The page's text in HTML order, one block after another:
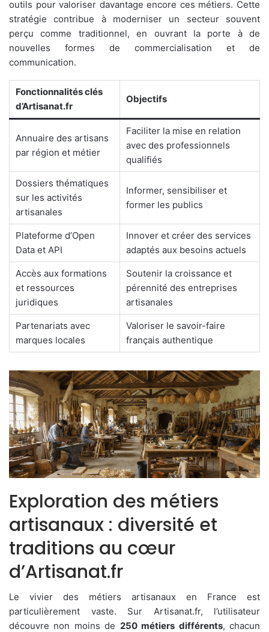
outils pour valoriser davantage encore ces métiers. Cette
stratégie contribue à moderniser un secteur souvent
perçu comme traditionnel, en ouvrant la porte à de
nouvelles formes de commercialisation et de
communication.
Fonctionnalités clés
d’Artisanat.fr
Objectifs
Annuaire des artisans
par région et métier
Faciliter la mise en relation
avec des professionnels
qualifiés
Dossiers thématiques
sur les activités
artisanales
Informer, sensibiliser et
former les publics
Plateforme d’Open
Data et API
Innover et créer des services
adaptés aux besoins actuels
Accès aux formations
et ressources
juridiques
Soutenir la croissance et
pérennité des entreprises
artisanales
Partenariats avec
marques locales
Valoriser le savoir-faire
français authentique
Exploration des métiers
artisanaux : diversité et
traditions au cœur
d’Artisanat.fr
Le vivier des métiers artisanaux en France est
particulièrement vaste. Sur Artisanat.fr, l’utilisateur
découvre non moins de 250 métiers différents, chacun